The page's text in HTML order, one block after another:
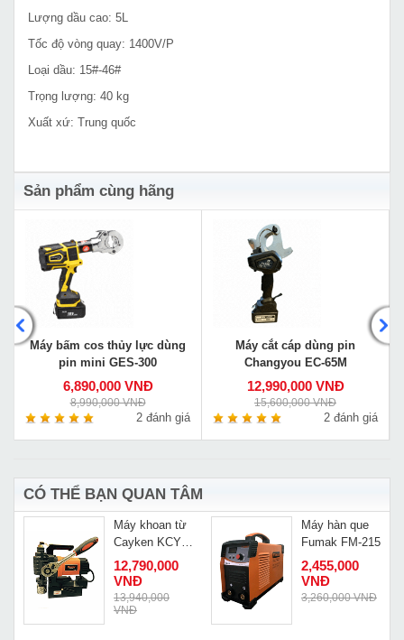
Lượng dầu cao: 5L
Tốc độ vòng quay: 1400V/P
Loại dầu: 15#-46#
Trọng lượng: 40 kg
Xuất xứ: Trung quốc
Sản phẩm cùng hãng
Máy bấm cos thủy lực dùng
pin mini GES-300
6,890,000 VNĐ
8,990,000 VNĐ
2 đánh giá
Máy cắt cáp dùng pin
Changyou EC-65M
12,990,000 VNĐ
15,600,000 VNĐ
2 đánh giá
CÓ THỂ BẠN QUAN TÂM
Máy khoan từ
Cayken KCY-
38DM
12,790,000
VNĐ
13,940,000
VNĐ
Máy hàn que
Fumak FM-215
2,455,000
VNĐ
3,260,000 VNĐ